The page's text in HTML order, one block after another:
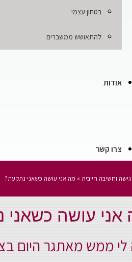
בטחון עצמי
להתאושש ממשברים
אודות
צרו קשר
גישה וחשיבה חיובית » מה אני עושה כשאני נתקעת?
אני עושה כשאני
לי ממש מאתגר היום